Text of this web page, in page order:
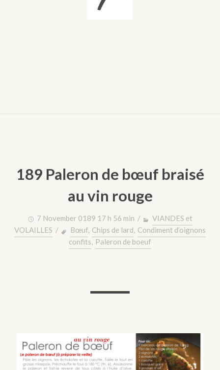
189 Paleron de bœuf braisé
au vin rouge
7 November 0189 17 h 56 min /
VIANDES et
VOLAILLES / Bœuf, Chips de lard, Condiment d’oignons
confits, Paleron de boeuf